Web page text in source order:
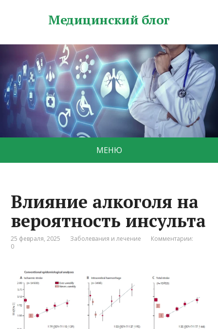
Медицинский блог
МЕНЮ
Влияние алкоголя на
вероятность инсульта
25 февраля, 2025 Заболевания и лечение
Комментарии:
0